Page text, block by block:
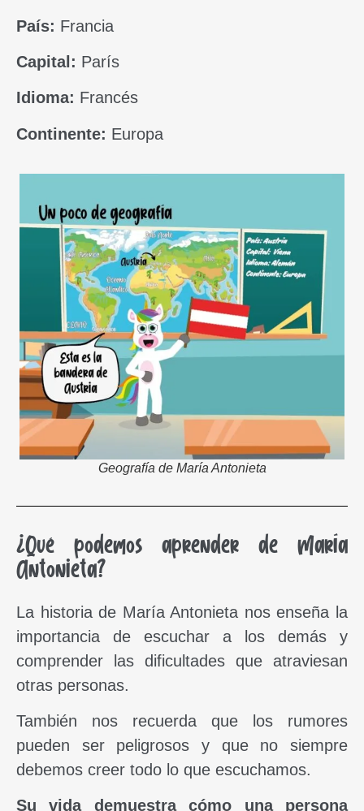
País: Francia
Capital: París
Idioma: Francés
Continente: Europa
Geografía de María Antonieta
¿Qué podemos aprender de María
Antonieta?
La historia de María Antonieta nos enseña la
importancia de escuchar a los demás y
comprender las dificultades que atraviesan
otras personas.
También nos recuerda que los rumores
pueden ser peligrosos y que no siempre
debemos creer todo lo que escuchamos.
Su vida demuestra cómo una persona